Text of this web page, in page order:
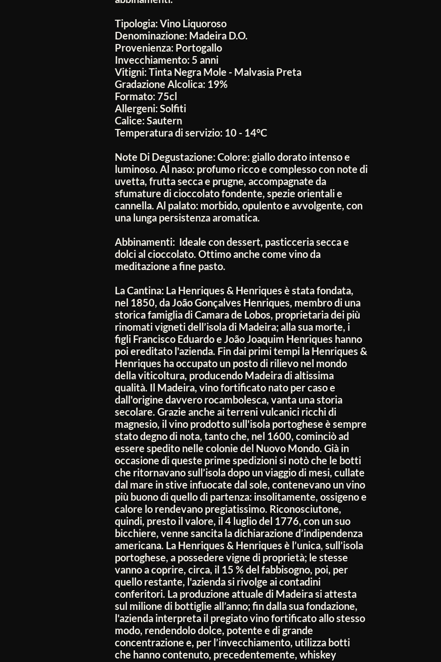
Tipologia: Vino Liquoroso
Denominazione: Madeira D.O.
Provenienza: Portogallo
Invecchiamento: 5 anni
Vitigni: Tinta Negra Mole - Malvasia Preta
Gradazione Alcolica: 19%
Formato: 75cl
Allergeni: Solfiti
Calice: Sautern
Temperatura di servizio: 10 - 14°C
Note Di Degustazione: Colore: giallo dorato intenso e
luminoso. Al naso: profumo ricco e complesso con note di
uvetta, frutta secca e prugne, accompagnate da
sfumature di cioccolato fondente, spezie orientali e
cannella. Al palato: morbido, opulento e avvolgente, con
una lunga persistenza aromatica.
Abbinamenti: Ideale con dessert, pasticceria secca e
dolci al cioccolato. Ottimo anche come vino da
meditazione a fine pasto.
La Cantina: La Henriques & Henriques è stata fondata,
nel 1850, da João Gonçalves Henriques, membro di una
storica famiglia di Camara de Lobos, proprietaria dei più
rinomati vigneti dell’isola di Madeira; alla sua morte, i
figli Francisco Eduardo e João Joaquim Henriques hanno
poi ereditato l'azienda. Fin dai primi tempi la Henriques &
Henriques ha occupato un posto di rilievo nel mondo
della viticoltura, producendo Madeira di altissima
qualità. Il Madeira, vino fortificato nato per caso e
dall'origine davvero rocambolesca, vanta una storia
secolare. Grazie anche ai terreni vulcanici ricchi di
magnesio, il vino prodotto sull'isola portoghese è sempre
stato degno di nota, tanto che, nel 1600, cominciò ad
essere spedito nelle colonie del Nuovo Mondo. Già in
occasione di queste prime spedizioni si notò che le botti
che ritornavano sull’isola dopo un viaggio di mesi, cullate
dal mare in stive infuocate dal sole, contenevano un vino
più buono di quello di partenza: insolitamente, ossigeno e
calore lo rendevano pregiatissimo. Riconosciutone,
quindi, presto il valore, il 4 luglio del 1776, con un suo
bicchiere, venne sancita la dichiarazione d’indipendenza
americana. La Henriques & Henriques è l’unica, sull’isola
portoghese, a possedere vigne di proprietà; le stesse
vanno a coprire, circa, il 15 % del fabbisogno, poi, per
quello restante, l'azienda si rivolge ai contadini
conferitori. La produzione attuale di Madeira si attesta
sul milione di bottiglie all’anno; fin dalla sua fondazione,
l'azienda interpreta il pregiato vino fortificato allo stesso
modo, rendendolo dolce, potente e di grande
concentrazione e, per l’invecchiamento, utilizza botti
che hanno contenuto, precedentemente, whiskey